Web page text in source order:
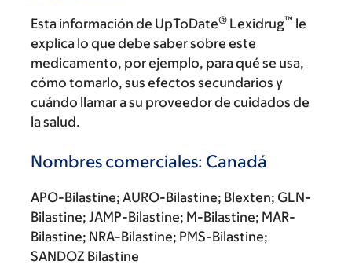
Esta información de UpToDate® Lexidrug™ le
explica lo que debe saber sobre este
medicamento, por ejemplo, para qué se usa,
cómo tomarlo, sus efectos secundarios y
cuándo llamar a su proveedor de cuidados de
la salud.
Nombres comerciales: Canadá
APO-Bilastine; AURO-Bilastine; Blexten; GLN-
Bilastine; JAMP-Bilastine; M-Bilastine; MAR-
Bilastine; NRA-Bilastine; PMS-Bilastine;
SANDOZ Bilastine